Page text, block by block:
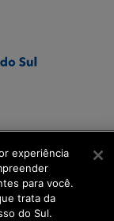
experiência
para você.
trata da
do Sul.